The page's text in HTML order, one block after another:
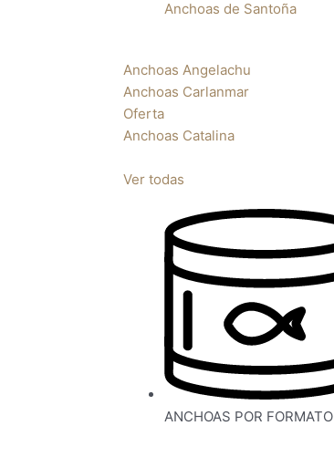
Anchoas de Santoña
Anchoas Angelachu
Anchoas Carlanmar
Oferta
Anchoas Catalina
Ver todas
ANCHOAS POR FORMATO